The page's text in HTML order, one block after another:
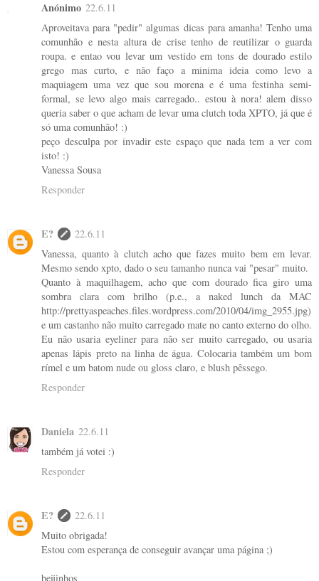
Anónimo 22.6.11
Aproveitava para "pedir" algumas dicas para amanha! Tenho uma
comunhão e nesta altura de crise tenho de reutilizar o guarda
roupa. e entao vou levar um vestido em tons de dourado estilo
grego mas curto, e não faço a minima ideia como levo a
maquiagem uma vez que sou morena e é uma festinha semi-
formal, se levo algo mais carregado.. estou à nora! alem disso
queria saber o que acham de levar uma clutch toda XPTO, já que é
só uma comunhão! :)
peço desculpa por invadir este espaço que nada tem a ver com
isto! :)
Vanessa Sousa
Responder
E?
22.6.11
Vanessa, quanto à clutch acho que fazes muito bem em levar.
Mesmo sendo xpto, dado o seu tamanho nunca vai "pesar" muito.
Quanto à maquilhagem, acho que com dourado fica giro uma
sombra clara com brilho (p.e., a naked lunch da MAC
http://prettyaspeaches.files.wordpress.com/2010/04/img_2955.jpg)
e um castanho não muito carregado mate no canto externo do olho.
Eu não usaria eyeliner para não ser muito carregado, ou usaria
apenas lápis preto na linha de água. Colocaria também um bom
rímel e um batom nude ou gloss claro, e blush pêssego.
Responder
Daniela 22.6.11
também já votei :)
Responder
E?
22.6.11
Muito obrigada!
Estou com esperança de conseguir avançar uma página ;)
beijinhos